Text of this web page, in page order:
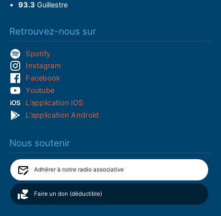
93.3 Guillestre
Retrouvez-nous sur
Spotify
Instagram
Facebook
Youtube
L'application iOS
L'application Android
Nous soutenir
Adhérer à notre radio associative
Faire un don (déductible)